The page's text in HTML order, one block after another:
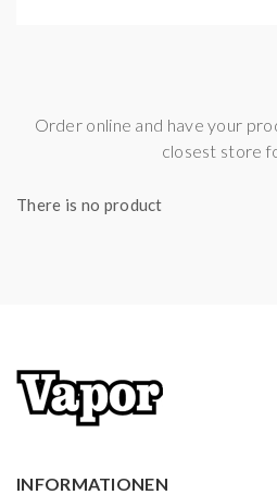
Order online and have your
closest store
There is no product
INFORMATIONEN